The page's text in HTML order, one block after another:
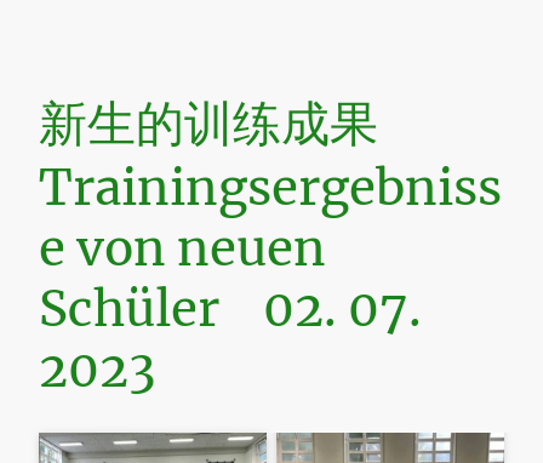
新生的训练成果
Trainingsergebniss
e von neuen
Schüler 02. 07.
2023